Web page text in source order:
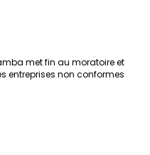
met fin au moratoire et
entreprises non conformes